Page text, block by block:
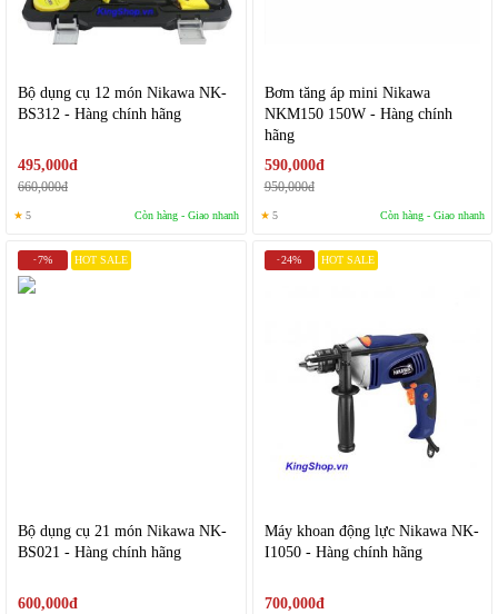
Bộ dụng cụ 12 món Nikawa NK-
BS312 - Hàng chính hãng
495,000đ
660,000đ
★ 5 Còn hàng - Giao nhanh
Bơm tăng áp mini Nikawa
NKM150 150W - Hàng chính
hãng
590,000đ
950,000đ
★ 5 Còn hàng - Giao nhanh
-7% HOT SALE
Bộ dụng cụ 21 món Nikawa NK-
BS021 - Hàng chính hãng
600,000đ
-24% HOT SALE
Máy khoan động lực Nikawa NK-
I1050 - Hàng chính hãng
700,000đ